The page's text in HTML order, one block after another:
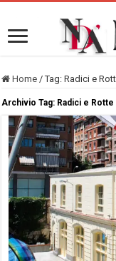
Home / Tag:Radici e
Archivio Tag: Radici e Rotte